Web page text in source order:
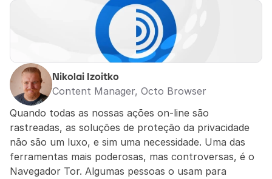
Nikolai Izoitko
Content Manager, Octo Browser
Quando todas as nossas ações on-line são
rastreadas, as soluções de proteção da privacidade
não são um luxo, e sim uma necessidade. Uma das
ferramentas mais poderosas, mas controversas, é o
Navegador Tor. Algumas pessoas o usam para